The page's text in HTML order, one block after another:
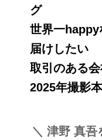
グ
世界一happy
届けしたい
取引のある
2025年撮影
津野 真吾